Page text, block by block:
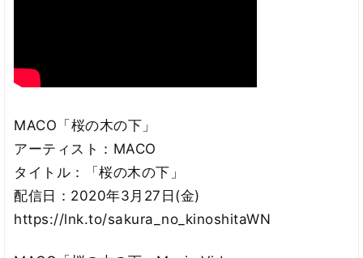
MACO「桜の木の下」
アーティスト：MACO
タイトル：「桜の木の下」
配信日：2020年3月27日(金)
https://lnk.to/sakura_no_kinoshitaWN